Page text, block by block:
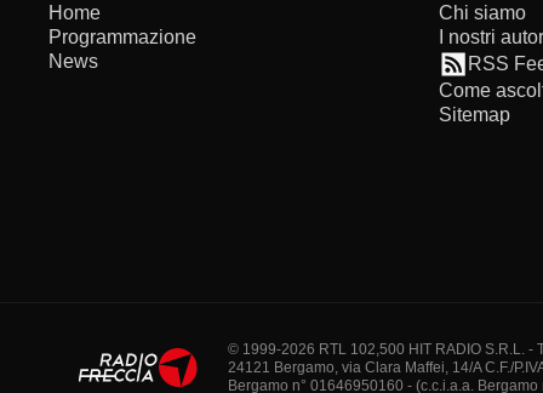
Home
Programmazione
News
Chi siamo
I nostri
RSS
Come
Sitemap
© 1999-2026 RTL 102,500 HIT RADIO S.R.L. -
24121 Bergamo, via Clara Maffei, 14/A C.F./
Bergamo n° 01646950160 - (c.c.i.a.a. Bergamo